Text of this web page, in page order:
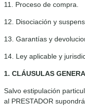
11. Proceso de compra.
12. Disociación y
13. Garantías y
14. Ley aplicable y
1. CLÁUSULAS
Salvo estipulación
al PRESTADOR